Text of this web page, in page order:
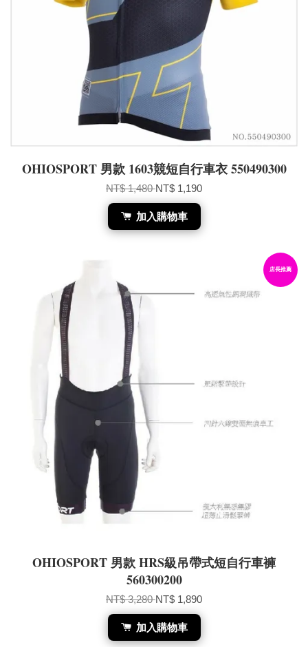
OHIOSPORT 男款 1603競短自行車衣 550490300
NT$ 1,480NT$ 1,190
加入購物車
店長推薦
OHIOSPORT 男款 HRS級吊帶式短自行車褲
560300200
NT$ 3,280NT$ 1,890
加入購物車